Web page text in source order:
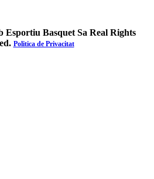
Basquet Sa Real Rights
Politica de Privacitat